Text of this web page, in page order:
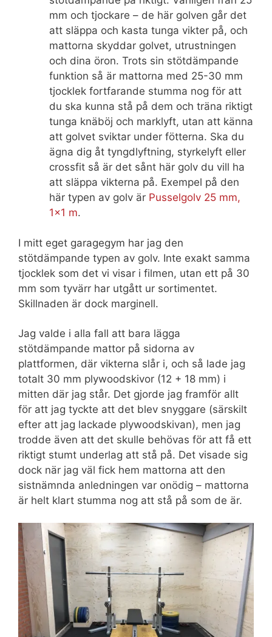
mm och tjockare – de här golven går det
att släppa och kasta tunga vikter på, och
mattorna skyddar golvet, utrustningen
och dina öron. Trots sin stötdämpande
funktion så är mattorna med 25-30 mm
tjocklek fortfarande stumma nog för att
du ska kunna stå på dem och träna riktigt
tunga knäböj och marklyft, utan att känna
att golvet sviktar under fötterna. Ska du
ägna dig åt tyngdlyftning, styrkelyft eller
crossfit så är det sånt här golv du vill ha
att släppa vikterna på. Exempel på den
här typen av golv är Pusselgolv 25 mm,
1×1 m.
I mitt eget garagegym har jag den
stötdämpande typen av golv. Inte exakt samma
tjocklek som det vi visar i filmen, utan ett på 30
mm som tyvärr har utgått ur sortimentet.
Skillnaden är dock marginell.
Jag valde i alla fall att bara lägga
stötdämpande mattor på sidorna av
plattformen, där vikterna slår i, och så lade jag
totalt 30 mm plywoodskivor (12 + 18 mm) i
mitten där jag står. Det gjorde jag framför allt
för att jag tyckte att det blev snyggare (särskilt
efter att jag lackade plywoodskivan), men jag
trodde även att det skulle behövas för att få ett
riktigt stumt underlag att stå på. Det visade sig
dock när jag väl fick hem mattorna att den
sistnämnda anledningen var onödig – mattorna
är helt klart stumma nog att stå på som de är.